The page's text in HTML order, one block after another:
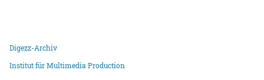
Digezz-Archiv
Institut für Multimedia Production